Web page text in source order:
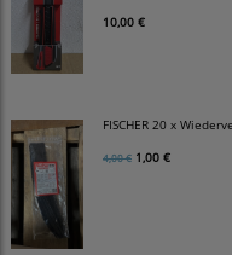
10,00 €
FISCHER 20 x
4,00 € 1,00 €